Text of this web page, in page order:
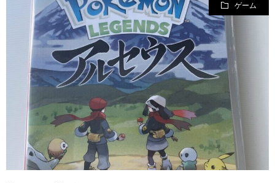
ゲーム